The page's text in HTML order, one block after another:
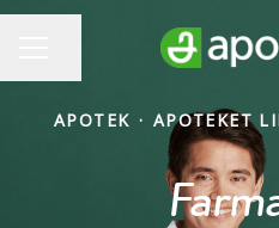
APOTEK · APOTEKET